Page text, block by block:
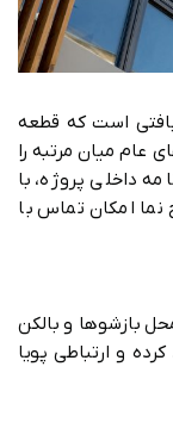
است که قطعه
میان مرتبه را
داخلی پروژه، با
امکان تماس با
بازشوها و بالکن
و ارتباطی پویا